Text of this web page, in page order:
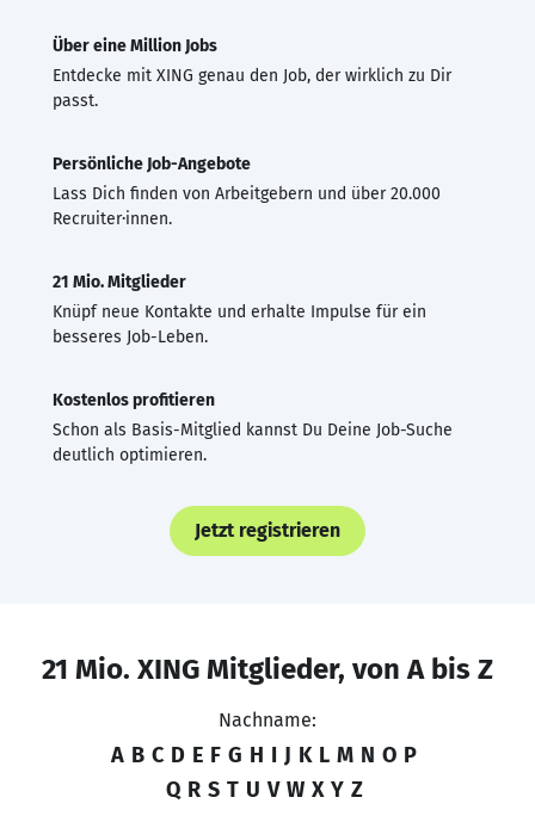
Über eine Million Jobs
Entdecke mit XING genau den Job, der wirklich zu Dir
passt.
Persönliche Job-Angebote
Lass Dich finden von Arbeitgebern und über 20.000
Recruiter·innen.
21 Mio. Mitglieder
Knüpf neue Kontakte und erhalte Impulse für ein
besseres Job-Leben.
Kostenlos profitieren
Schon als Basis-Mitglied kannst Du Deine Job-Suche
deutlich optimieren.
Jetzt registrieren
21 Mio. XING Mitglieder, von A bis Z
Nachname:
A B C D E F G H I J K L M N O P
Q R S T U V W X Y Z